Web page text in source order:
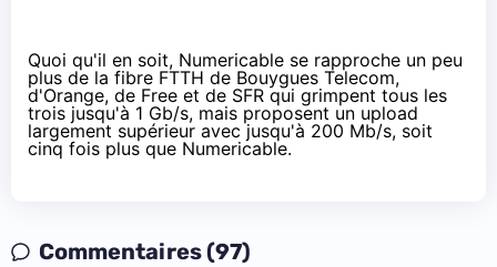
Quoi qu'il en soit, Numericable se rapproche un peu
plus de la fibre FTTH de Bouygues Telecom,
d'Orange, de Free et de SFR qui grimpent tous les
trois jusqu'à 1 Gb/s, mais proposent un upload
largement supérieur avec jusqu'à 200 Mb/s, soit
cinq fois plus que Numericable.
Commentaires (97)